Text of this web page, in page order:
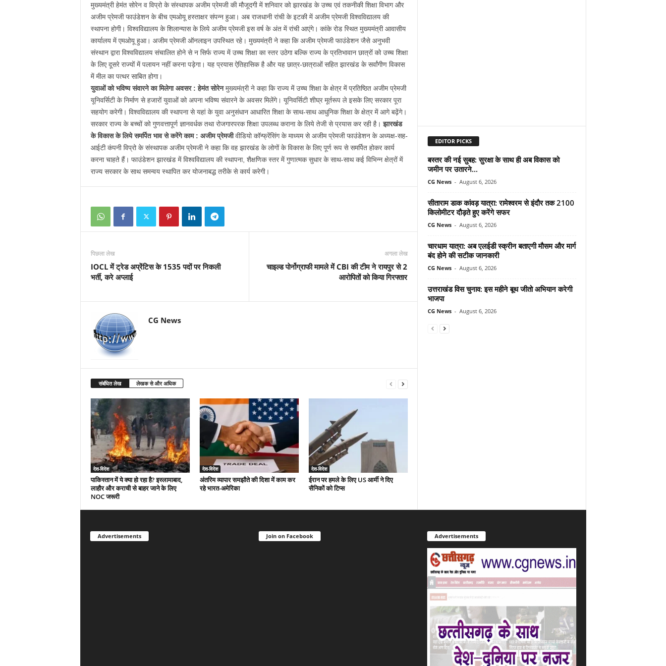
मुख्यमंत्री हेमंत सोरेन व विप्रो के संस्थापक अजीम प्रेमजी की मौजूदगी में शनिवार को झारखंड के उच्च एवं तकनीकी शिक्षा विभाग और
अजीम प्रेमजी फाउंडेशन के बीच एमओयू हस्ताक्षर संपन्न हुआ। अब राजधानी रांची के इटकी में अजीम प्रेमजी विश्वविद्यालय की
स्थापना होगी। विश्वविद्यालय के शिलान्यास के लिये अजीम प्रेमजी इस वर्ष के अंत में रांची आएंगे। कांके रोड स्थित मुख्यमंत्री आवासीय
कार्यालय में एमओयू हुआ। अजीम प्रेमजी ऑनलाइन उपस्थित रहे। मुख्यमंत्री ने कहा कि अजीम प्रेमजी फाउंडेशन जैसे अनुभवी
संस्थान द्वारा विश्वविद्यालय संचालित होने से न सिर्फ राज्य में उच्च शिक्षा का स्तर उठेगा बल्कि राज्य के प्रतिभावान छात्रों को उच्च शिक्षा
के लिए दूसरे राज्यों में पलायन नहीं करना पड़ेगा। यह प्रयास ऐतिहासिक है और यह छात्र-छात्राओं सहित झारखंड के सर्वांगीण विकास
में मील का पत्थर साबित होगा।
युवाओं को भविष्य संवारने का मिलेगा अवसर : हेमंत सोरेनमुख्यमंत्री ने कहा कि राज्य में उच्च शिक्षा के क्षेत्र में प्रतिष्ठित अजीम प्रेमजी
यूनिवर्सिटी के निर्माण से हजारों युवाओं को अपना भविष्य संवारने के अवसर मिलेंगे। यूनिवर्सिटी शीघ्र मूर्तरूप ले इसके लिए सरकार पूरा
सहयोग करेगी। विश्वविद्यालय की स्थापना से यहां के युवा अनुसंधान आधारित शिक्षा के साथ-साथ आधुनिक शिक्षा के क्षेत्र में आगे बढ़ेंगे।
सरकार राज्य के बच्चों को गुणवत्तापूर्ण ज्ञानवर्धक तथा रोजगारपरक शिक्षा उपलब्ध कराना के लिये तेजी से प्रयास कर रही है।झारखंड
के विकास के लिये समर्पित भाव से करेंगे काम : अजीम प्रेमजीवीडियो कॉन्फ्रेंसिंग के माध्यम से अजीम प्रेमजी फाउंडेशन के अध्यक्ष-सह-
आईटी कंपनी विप्रो के संस्थापक अजीम प्रेमजी ने कहा कि वह झारखंड के लोगों के विकास के लिए पूर्ण रूप से समर्पित होकर कार्य
करना चाहते हैं। फाउंडेशन झारखंड में विश्वविद्यालय की स्थापना, शैक्षणिक स्तर में गुणात्मक सुधार के साथ-साथ कई विभिन्न क्षेत्रों में
राज्य सरकार के साथ समन्वय स्थापित कर योजनाबद्ध तरीके से कार्य करेगी।
पिछला लेख
IOCL में ट्रेड अप्रेंटिस के 1535 पदों पर निकली
भर्ती, करे अप्लाई
अगला लेख
चाइल्ड पोर्नोग्राफी मामले में CBI की टीम ने रायपुर से 2
आरोपितों को किया गिरफ्तार
CG News
संबंधित लेख लेखक से और अधिक
देश-विदेश
पाकिस्तान में ये क्या हो रहा है? इस्लामाबाद,
लाहौर और कराची से बाहर जाने के लिए
NOC जरूरी
देश-विदेश
अंतरिम व्यापार समझौते की दिशा में काम कर
रहे भारत-अमेरिका
देश-विदेश
ईरान पर हमले के लिए US आर्मी ने दिए
सैनिकों को टिप्स
EDITOR PICKS
बस्तर की नई सुबह: सुरक्षा के साथ ही अब विकास को
जमीन पर उतारने...
CG News - August 6, 2026
सीताराम डाक कांवड़ यात्रा: रामेश्वरम से इंदौर तक 2100
किलोमीटर दौड़ते हुए करेंगे सफर
CG News - August 6, 2026
चारधाम यात्रा: अब एलईडी स्क्रीन बताएगी मौसम और मार्ग
बंद होने की सटीक जानकारी
CG News - August 6, 2026
उत्तराखंड विस चुनाव: इस महीने बूथ जीतो अभियान करेगी
भाजपा
CG News - August 6, 2026
Advertisements Join on Facebook Advertisements